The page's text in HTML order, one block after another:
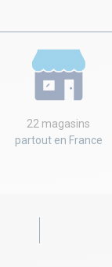
22 magasins
partout en France